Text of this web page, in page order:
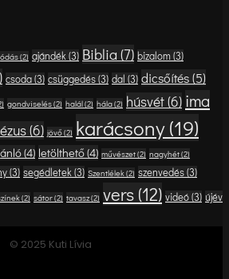
(2) ajándék (3) Biblia (7) bizalom(3)
csoda(3) csüggedés(3) dal (3) dicsőítés(5)
gondviselés(2) halál(2) hála(2) húsvét(6) ima
(6) jövő(2) karácsony(19)
(4) letölthető(4) művészet(2) nagyhét(2)
(3) segédletek (3) Szentlélek(2) szenvedés(3)
(2) sátor(2) tavasz(2) vers (12) videó(3) újév
© 2025 Kuti Lívia